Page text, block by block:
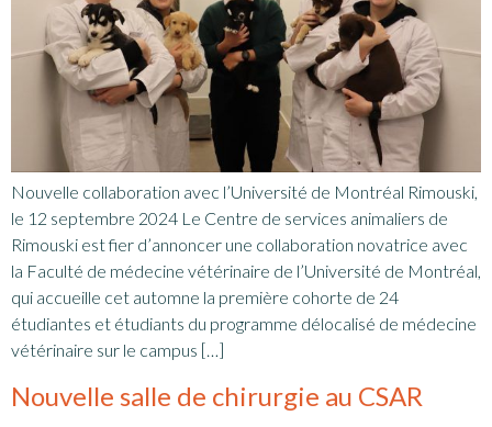
Nouvelle collaboration avec l’Université de Montréal Rimouski,
le 12 septembre 2024 Le Centre de services animaliers de
Rimouski est fier d’annoncer une collaboration novatrice avec
la Faculté de médecine vétérinaire de l’Université de Montréal,
qui accueille cet automne la première cohorte de 24
étudiantes et étudiants du programme délocalisé de médecine
vétérinaire sur le campus […]
Nouvelle salle de chirurgie au CSAR